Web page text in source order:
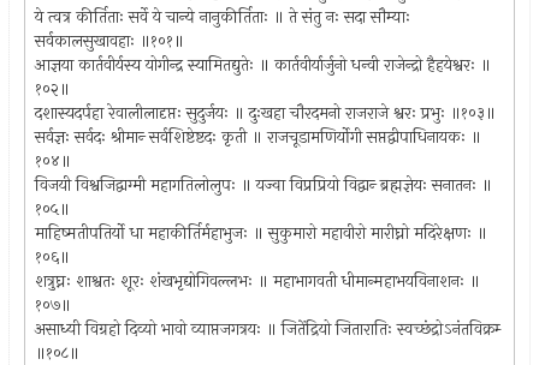
ये त्वत्र कीर्तिताः सर्वे ये चान्ये नानुकीर्तिताः ॥ ते संतु नः सदा सौम्याः
सर्वकालसुखावहाः ॥१०१॥
आज्ञया कार्तवीर्यस्य योगीन्द्र स्यामितद्युतेः ॥ कार्तवीर्यार्जुनो धन्वी राजेन्द्रो हैहयेश्वरः ॥
१०२॥
दशास्यदर्पहा रेवालीलादृप्तः सुदुर्जयः ॥ दुःखहा चौरदमनो राजराजे श्वरः प्रभुः ॥१०३॥
सर्वज्ञः सर्वदः श्रीमान्‍ सर्वशिष्टेष्टदः कृती ॥ राजचूडामणिर्योगी सप्तद्वीपाधिनायकः ॥
१०४॥
विजयी विश्वजिद्वाग्मी महागतिलोलुपः ॥ यज्वा विप्रप्रियो विद्वान्‍ ब्रह्मज्ञेयः सनातनः ॥
१०५॥
माहिष्मतीपतिर्यो धा महाकीर्तिर्महाभुजः ॥ सुकुमारो महावीरो मारीघ्नो मदिरेक्षणः ॥
१०६॥
शत्रुघ्नः शाश्वतः शूरः शंखभृद्योगिवल्लभः ॥ महाभागवती धीमान्महाभयविनाशनः ॥
१०७॥
असाध्यी विग्रहो दिव्यो भावो व्याप्तजगत्रयः ॥ जितेंद्रियो जितारातिः स्वच्छंद्रोऽनंतविक्रम्‍
॥१०८॥